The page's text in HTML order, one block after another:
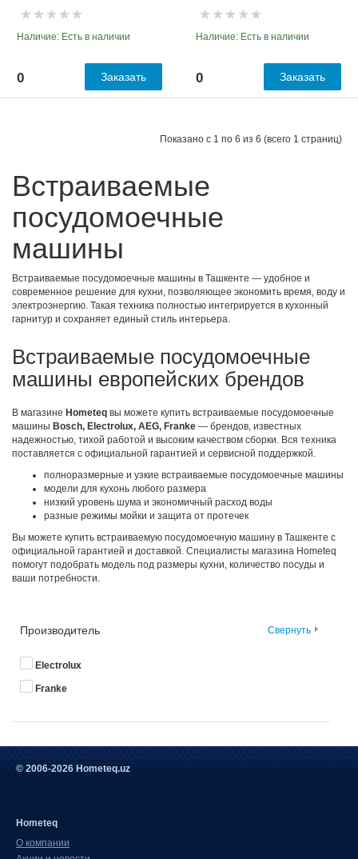
Наличие: Есть в наличии
0 Заказать
Наличие: Есть в наличии
0 Заказать
Показано с 1 по 6 из 6 (всего 1 страниц)
Встраиваемые
посудомоечные
машины
Встраиваемые посудомоечные машины в Ташкенте — удобное и
современное решение для кухни, позволяющее экономить время, воду и
электроэнергию. Такая техника полностью интегрируется в кухонный
гарнитур и сохраняет единый стиль интерьера.
Встраиваемые посудомоечные
машины европейских брендов
В магазине Hometeq вы можете купить встраиваемые посудомоечные
машины Bosch, Electrolux, AEG, Franke — брендов, известных
надежностью, тихой работой и высоким качеством сборки. Вся техника
поставляется с официальной гарантией и сервисной поддержкой.
полноразмерные и узкие встраиваемые посудомоечные машины
модели для кухонь любого размера
низкий уровень шума и экономичный расход воды
разные режимы мойки и защита от протечек
Вы можете купить встраиваемую посудомоечную машину в Ташкенте с
официальной гарантией и доставкой. Специалисты магазина Hometeq
помогут подобрать модель под размеры кухни, количество посуды и
ваши потребности.
Производитель Свернуть
Electrolux
Franke
© 2006-2026 Hometeq.uz
Hometeq
О компании